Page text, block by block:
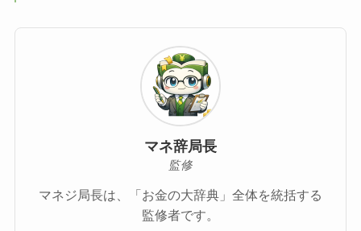
マネ辞局長
監修
マネジ局長は、「お金の大辞典」全体を統括する
監修者です。